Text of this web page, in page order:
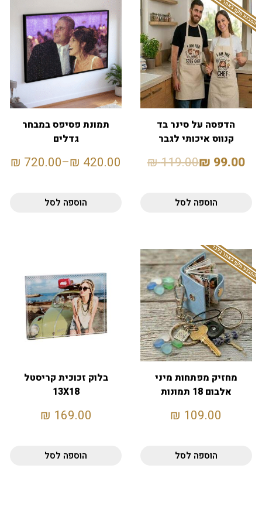
המבצע תקף באתר בלבד
הדפסה על סינר בד
קנווס איכותי לגבר
99.00
₪
119.00
₪
הוספה לסל
תמונת פסיפס במבחר
גדלים
420.00
₪
–
720.00
₪
הוספה לסל
המבצע תקף באתר בלבד
מחזיק מפתחות מיני
אלבום 18 תמונות
109.00
₪
הוספה לסל
בלוק זכוכית קריסטל
13X18
169.00
₪
הוספה לסל